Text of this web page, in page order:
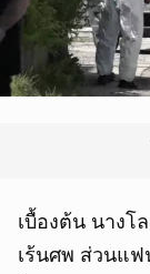
เบื้องต้น นางโ
เร้นศพ ส่วนแ